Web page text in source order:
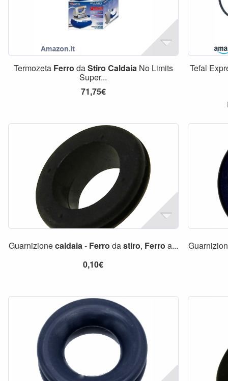
Termozeta Ferro daStiro CaldaiaNo Limits
Super...
71,75€
Tefal
Guarnizionecaldaia- Ferro dastiro, Ferro a...
0,10€